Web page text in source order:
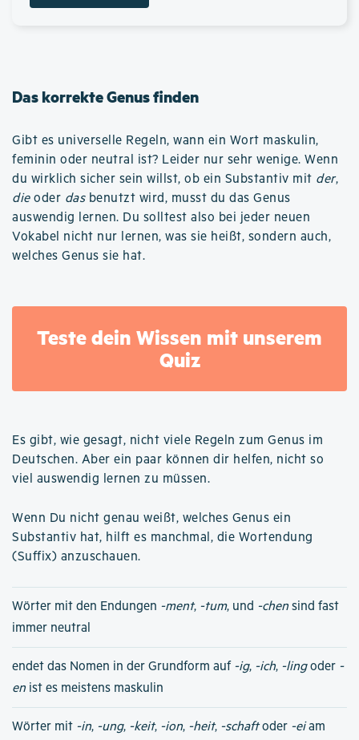
Das korrekte Genus finden
Gibt es universelle Regeln, wann ein Wort maskulin,
feminin oder neutral ist? Leider nur sehr wenige. Wenn
du wirklich sicher sein willst, ob ein Substantiv mit der,
dieoder dasbenutzt wird, musst du das Genus
auswendig lernen. Du solltest also bei jeder neuen
Vokabel nicht nur lernen, was sie heißt, sondern auch,
welches Genus sie hat.
Teste dein Wissen mit unserem
Quiz
Es gibt, wie gesagt, nicht viele Regeln zum Genus im
Deutschen. Aber ein paar können dir helfen, nicht so
viel auswendig lernen zu müssen.
Wenn Du nicht genau weißt, welches Genus ein
Substantiv hat, hilft es manchmal, die Wortendung
(Suffix) anzuschauen.
Wörter mit den Endungen -ment, -tum, und -chen sind fast
immer neutral
endet das Nomen in der Grundform auf -ig, -ich, -lingoder -
en ist es meistens maskulin
Wörter mit -in, -ung, -keit, -ion, -heit, -schaftoder -eiam